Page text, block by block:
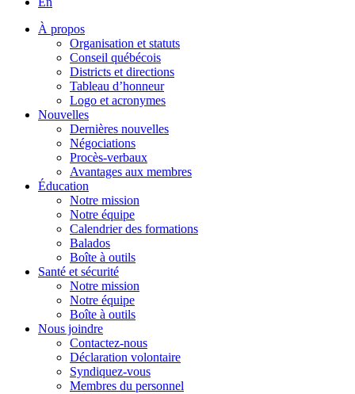
À propos
Organisation et statuts
Conseil québécois
Districts et directions
Tableau d’honneur
Logo et acronymes
Nouvelles
Dernières nouvelles
Négociations
Procès-verbaux
Avantages aux membres
Éducation
Notre mission
Notre équipe
Calendrier des formations
Balados
Boîte à outils
Santé et sécurité
Notre mission
Notre équipe
Boîte à outils
Nous joindre
Contactez-nous
Déclaration volontaire
Syndiquez-vous
Membres du personnel